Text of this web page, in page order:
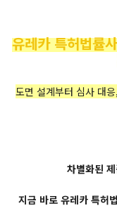
유레카 특허법률
도면 설계부터 심사 대
차별화된
지금 바로 유레카 특허